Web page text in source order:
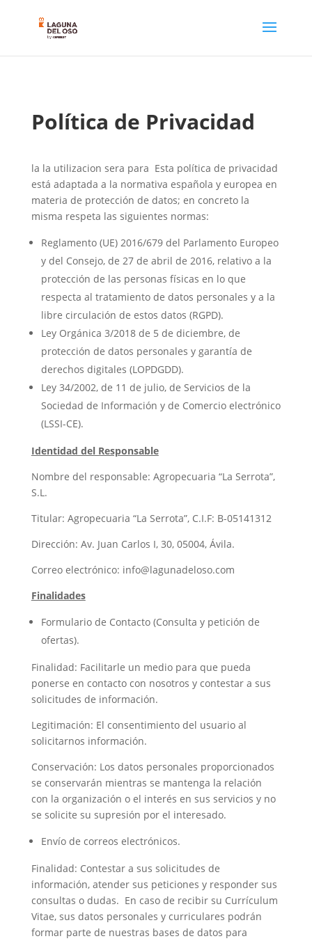
Política de Privacidad
la la utilizacion sera para Esta política de privacidad
está adaptada a la normativa española y europea en
materia de protección de datos; en concreto la
misma respeta las siguientes normas:
Reglamento (UE) 2016/679 del Parlamento Europeo
y del Consejo, de 27 de abril de 2016, relativo a la
protección de las personas físicas en lo que
respecta al tratamiento de datos personales y a la
libre circulación de estos datos (RGPD).
Ley Orgánica 3/2018 de 5 de diciembre, de
protección de datos personales y garantía de
derechos digitales (LOPDGDD).
Ley 34/2002, de 11 de julio, de Servicios de la
Sociedad de Información y de Comercio electrónico
(LSSI-CE).
Identidad del Responsable
Nombre del responsable: Agropecuaria “La Serrota”,
S.L.
Titular: Agropecuaria “La Serrota”, C.I.F: B-05141312
Dirección: Av. Juan Carlos I, 30, 05004, Ávila.
Correo electrónico: info@lagunadeloso.com
Finalidades
Formulario de Contacto (Consulta y petición de
ofertas).
Finalidad: Facilitarle un medio para que pueda
ponerse en contacto con nosotros y contestar a sus
solicitudes de información.
Legitimación: El consentimiento del usuario al
solicitarnos información.
Conservación: Los datos personales proporcionados
se conservarán mientras se mantenga la relación
con la organización o el interés en sus servicios y no
se solicite su supresión por el interesado.
Envío de correos electrónicos.
Finalidad: Contestar a sus solicitudes de
información, atender sus peticiones y responder sus
consultas o dudas. En caso de recibir su Currículum
Vitae, sus datos personales y curriculares podrán
formar parte de nuestras bases de datos para